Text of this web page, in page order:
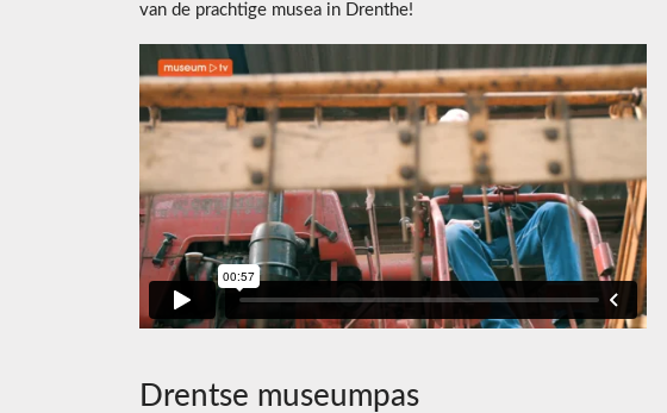
van de prachtige musea in Drenthe!
Drentse museumpas